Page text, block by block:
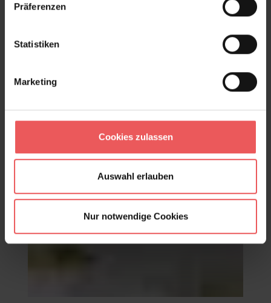
Präferenzen
Statistiken
Marketing
Cookies zulassen
Auswahl erlauben
Nur notwendige Cookies